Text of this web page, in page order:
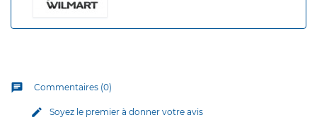
chat Commentaires (0)
edit Soyez le premier à donner votre avis